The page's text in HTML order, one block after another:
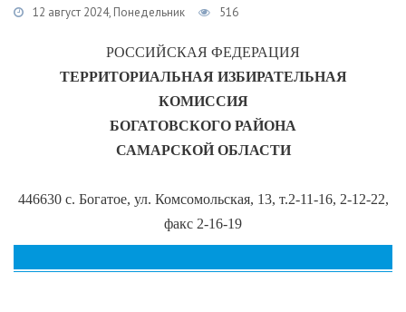
12 август 2024, Понедельник 516
РОССИЙСКАЯ ФЕДЕРАЦИЯ
ТЕРРИТОРИАЛЬНАЯ ИЗБИРАТЕЛЬНАЯ
КОМИССИЯ
БОГАТОВСКОГО РАЙОНА
САМАРСКОЙ ОБЛАСТИ
446630 с. Богатое, ул. Комсомольская, 13, т.2-11-16, 2-12-22,
факс 2-16-19